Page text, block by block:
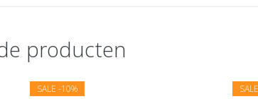
producten
SALE -10% SALE